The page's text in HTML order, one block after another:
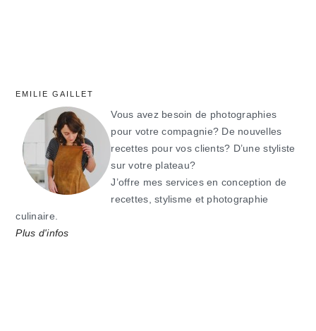
EMILIE GAILLET
Vous avez besoin de photographies
pour votre compagnie? De nouvelles
recettes pour vos clients? D’une styliste
sur votre plateau?
J’offre mes services en conception de
recettes, stylisme et photographie
culinaire.
Plus d'infos